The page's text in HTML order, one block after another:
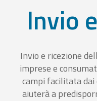
Invio
Invio e ricezione
imprese e
campi facilitata
aiuterà a